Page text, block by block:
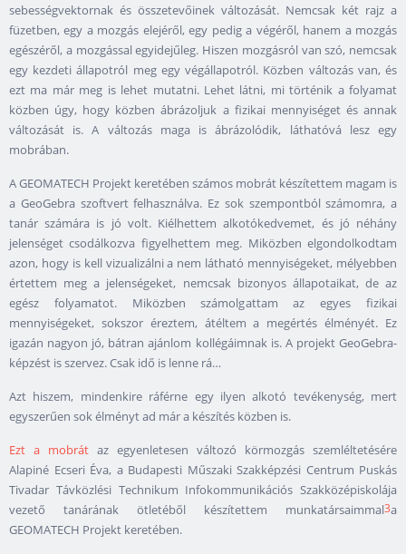
sebességvektornak és összetevőinek változását. Nemcsak két rajz a
füzetben, egy a mozgás elejéről, egy pedig a végéről, hanem a mozgás
egészéről, a mozgással egyidejűleg. Hiszen mozgásról van szó, nemcsak
egy kezdeti állapotról meg egy végállapotról. Közben változás van, és
ezt ma már meg is lehet mutatni. Lehet látni, mi történik a folyamat
közben úgy, hogy közben ábrázoljuk a fizikai mennyiséget és annak
változását is. A változás maga is ábrázolódik, láthatóvá lesz egy
mobrában.
A GEOMATECH Projekt keretében számos mobrát készítettem magam is
a GeoGebra szoftvert felhasználva. Ez sok szempontból számomra, a
tanár számára is jó volt. Kiélhettem alkotókedvemet, és jó néhány
jelenséget csodálkozva figyelhettem meg. Miközben elgondolkodtam
azon, hogy is kell vizualizálni a nem látható mennyiségeket, mélyebben
értettem meg a jelenségeket, nemcsak bizonyos állapotaikat, de az
egész folyamatot. Miközben számolgattam az egyes fizikai
mennyiségeket, sokszor éreztem, átéltem a megértés élményét. Ez
igazán nagyon jó, bátran ajánlom kollégáimnak is. A projekt GeoGebra-
képzést is szervez. Csak idő is lenne rá…
Azt hiszem, mindenkire ráférne egy ilyen alkotó tevékenység, mert
egyszerűen sok élményt ad már a készítés közben is.
Ezt a mobrát az egyenletesen változó körmozgás szemléltetésére
Alapiné Ecseri Éva, a Budapesti Műszaki Szakképzési Centrum Puskás
Tivadar Távközlési Technikum Infokommunikációs Szakközépiskolája
vezető tanárának ötletéből készítettem munkatársaimmal3a
GEOMATECH Projekt keretében.